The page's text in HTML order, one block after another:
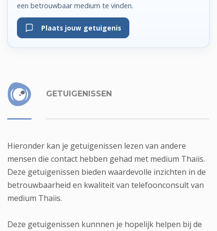
een betrouwbaar medium te vinden.
Plaats jouw getuigenis
GETUIGENISSEN
Hieronder kan je getuigenissen lezen van andere
mensen die contact hebben gehad met medium Thaiis.
Deze getuigenissen bieden waardevolle inzichten in de
betrouwbaarheid en kwaliteit van telefoonconsult van
medium Thaiis.
Deze getuigenissen kunnnen je hopelijk helpen bij de